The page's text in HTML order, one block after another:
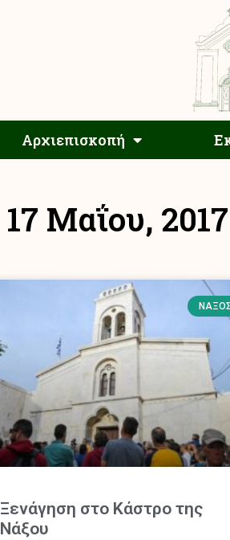
Αρχιεπισκοπή
17 Μαΐου, 2017
ΝΆΞΟΣ
Ξενάγηση στο Κάστρο της
Νάξου